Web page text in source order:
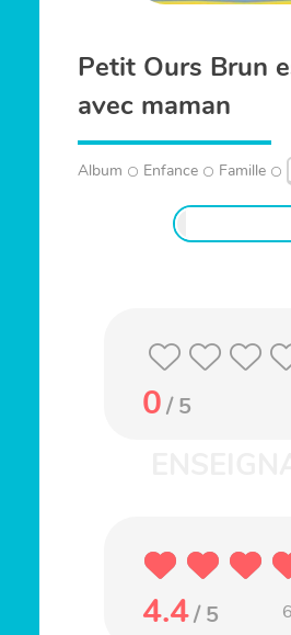
Petit Ours Brun
avec maman
Album Enfance Famille
0/ 5
4.4/ 5